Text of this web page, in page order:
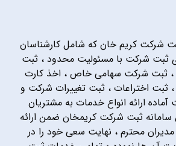
شرکت کریم خان که شامل کارشناسان
ثبت شرکت با مسئولیت محدود ، ثبت
ثبت شرکت سهامی خاص ، اخذ کارت
، ثبت اختراعات ، ثبت تغییرات شرکت و
ارائه انواع خدمات به مشتریان
ثبت شرکت کریمخان ضمن ارائه
مدیران محترم ، نهایت سعی خود را در